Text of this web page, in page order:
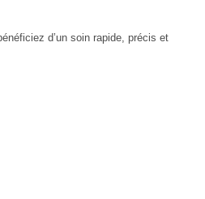
d’un soin rapide, précis et